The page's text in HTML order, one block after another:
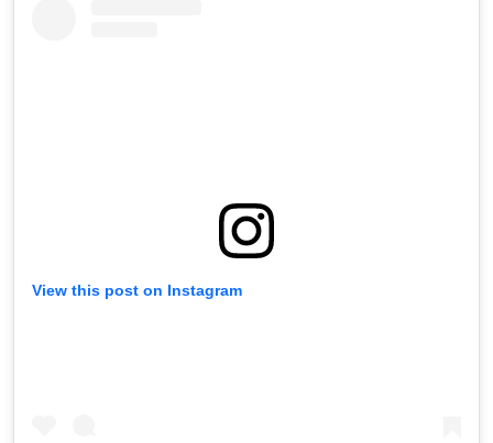
View this post on Instagram